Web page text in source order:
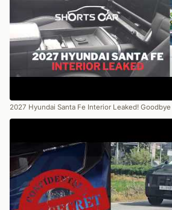
2027 Hyundai Santa Fe Interior Leaked!